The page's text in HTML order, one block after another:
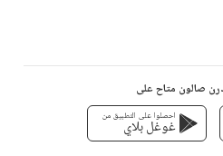
صالون متاح على
احصلوا على التطبيق من
غوغل بلاي